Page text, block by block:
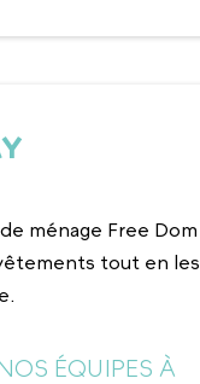
ménage Free Dom
tout en les
ÉQUIPES À